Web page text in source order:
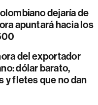
dejaría de
apuntará hacia los
del exportador
dólar barato,
y fletes que no dan